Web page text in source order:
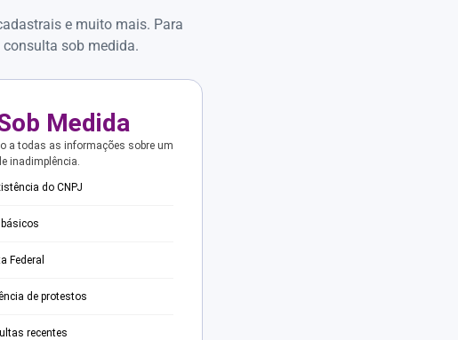
e muito mais. Para
sob medida.
Medida
a todas as informações sobre um
inadimplência.
do CNPJ
Federal
de protestos
recentes